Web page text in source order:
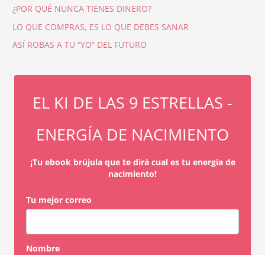
¿POR QUÉ NUNCA TIENES DINERO?
LO QUE COMPRAS, ES LO QUE DEBES SANAR
ASÍ ROBAS A TU “YO” DEL FUTURO
EL KI DE LAS 9 ESTRELLAS -
ENERGÍA DE NACIMIENTO
¡Tu ebook brújula que te dirá cual es tu energía de
nacimiento!
Tu mejor correo
Nombre